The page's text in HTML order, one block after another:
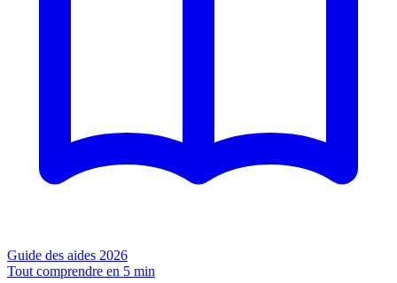
Guide des aides 2026
Tout comprendre en 5 min